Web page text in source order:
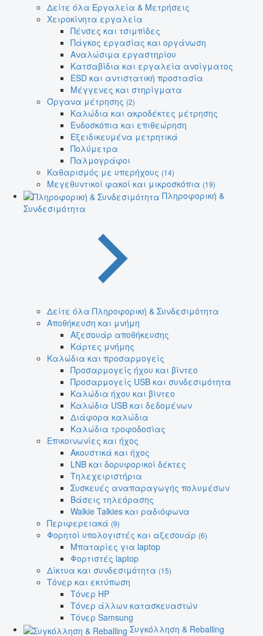
Δείτε όλα Εργαλεία & Μετρήσεις
Χειροκίνητα εργαλεία
Πένσες και τσιμπίδες
Πάγκος εργασίας και οργάνωση
Αναλώσιμα εργαστηρίου
Κατσαβίδια και εργαλεία ανοίγματος
ESD και αντιστατική προστασία
Μέγγενες και στηρίγματα
Όργανα μέτρησης (2)
Καλώδια και ακροδέκτες μέτρησης
Ενδοσκόπια και επιθεώρηση
Εξειδικευμένα μετρητικά
Πολύμετρα
Παλμογράφοι
Καθαρισμός με υπερήχους (14)
Μεγεθυντικοί φακοί και μικροσκόπια (19)
Πληροφορική &
Συνδεσιμότητα
Δείτε όλα Πληροφορική & Συνδεσιμότητα
Αποθήκευση και μνήμη
Αξεσουάρ αποθήκευσης
Κάρτες μνήμης
Καλώδια και προσαρμογείς
Προσαρμογείς ήχου και βίντεο
Προσαρμογείς USB και συνδεσιμότητα
Καλώδια ήχου και βίντεο
Καλώδια USB και δεδομένων
Διάφορα καλώδια
Καλώδια τροφοδοσίας
Επικοινωνίες και ήχος
Ακουστικά και ήχος
LNB και δορυφορικοί δέκτες
Τηλεχειριστήρια
Συσκευές αναπαραγωγής πολυμέσων
Βάσεις τηλεόρασης
Walkie Talkies και ραδιόφωνα
Περιφερειακά (9)
Φορητοί υπολογιστές και αξεσουάρ (6)
Μπαταρίες για laptop
Φορτιστές laptop
Δίκτυα και συνδεσιμότητα (15)
Τόνερ και εκτύπωση
Τόνερ HP
Τόνερ άλλων κατασκευαστών
Τόνερ Samsung
Συγκόλληση & Reballing